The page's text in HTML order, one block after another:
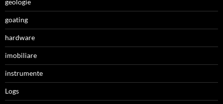
geologie
goating
hardware
imobiliare
instrumente
Logs